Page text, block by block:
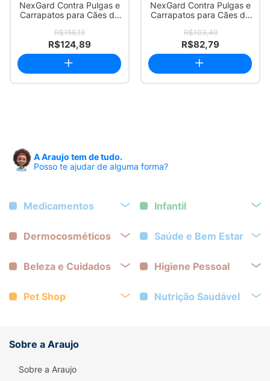
NexGard Contra Pulgas e
Carrapatos para Cães de
R$156,19
R$124,89
NexGard Contra Pulgas e
Carrapatos para Cães de
R$103,49
R$82,79
A Araujo tem de tudo.
Posso te ajudar de alguma forma?
Medicamentos Infantil
Dermocosméticos Saúde e Bem Estar
Beleza e Cuidados Higiene Pessoal
Pet Shop Nutrição Saudável
Sobre a Araujo
Sobre a Araujo